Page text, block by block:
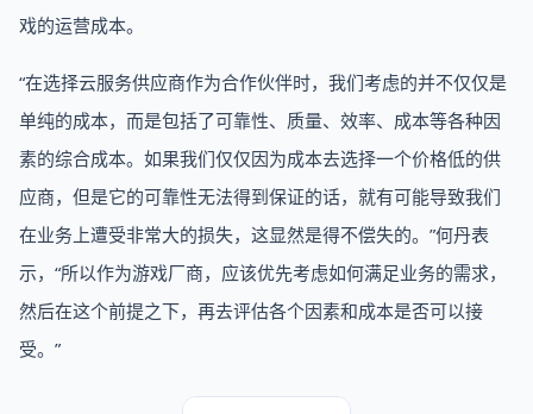
戏的运营成本。
“在选择云服务供应商作为合作伙伴时，我们考虑的并不仅仅是
单纯的成本，而是包括了可靠性、质量、效率、成本等各种因
素的综合成本。如果我们仅仅因为成本去选择一个价格低的供
应商，但是它的可靠性无法得到保证的话，就有可能导致我们
在业务上遭受非常大的损失，这显然是得不偿失的。”何丹表
示，“所以作为游戏厂商，应该优先考虑如何满足业务的需求，
然后在这个前提之下，再去评估各个因素和成本是否可以接
受。”